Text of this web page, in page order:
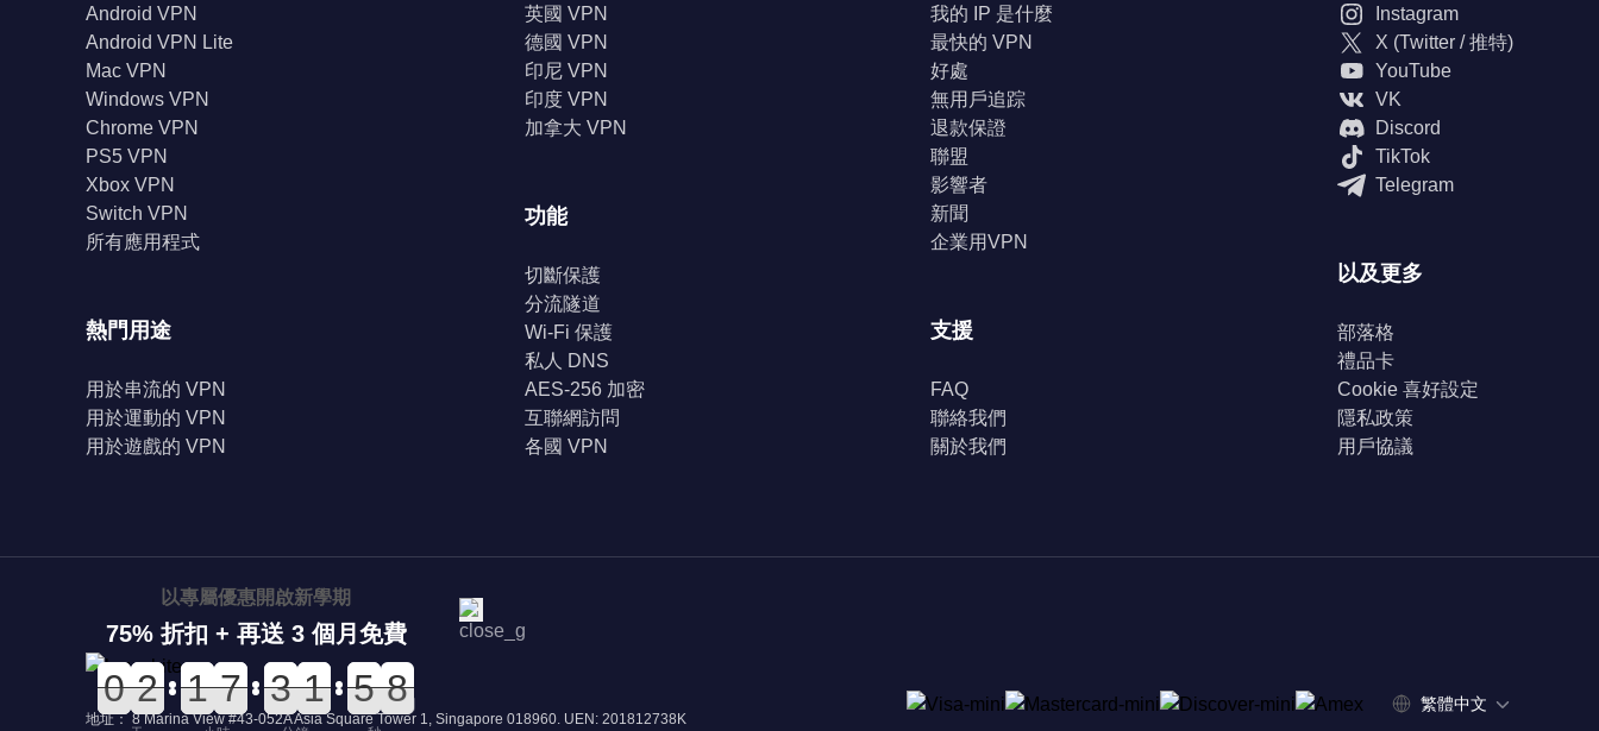
Android VPN
Android VPN Lite
Mac VPN
Windows VPN
Chrome VPN
PS5 VPN
Xbox VPN
Switch VPN
所有應用程式
熱門用途
用於串流的 VPN
用於運動的 VPN
用於遊戲的 VPN
英國 VPN
德國 VPN
印尼 VPN
印度 VPN
加拿大 VPN
功能
切斷保護
分流隧道
Wi-Fi 保護
私人 DNS
AES-256 加密
互聯網訪問
各國 VPN
我的 IP 是什麼
最快的 VPN
好處
無用戶追踪
退款保證
聯盟
影響者
新聞
企業用VPN
支援
FAQ
聯絡我們
關於我們
Instagram
X (Twitter / 推特)
YouTube
VK
Discord
TikTok
Telegram
以及更多
部落格
禮品卡
Cookie 喜好設定
隱私政策
用戶協議
地址： 8 Marina View #43-052A Asia Square Tower 1, Singapore 018960. UEN: 201812738K
繁體中文
以專屬優惠開啟新學期
75% 折扣 + 再送 3 個月免費
0
0
0
0 0
0
2
2 0
0
1
1 0
0
7
7 0
0
3
3 2
2
1
1 0
0
5
5 8
8
7